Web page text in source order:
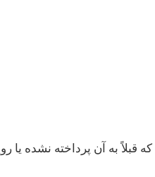
به آن پرداخته نشده یا